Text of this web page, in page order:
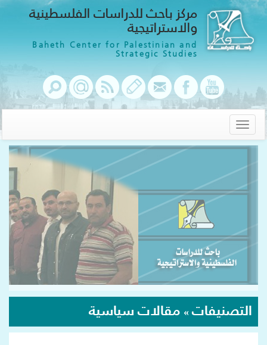
مركز باحث للدراسات الفلسطينية
والاستراتيجية
Baheth Center for Palestinian and
Strategic Studies
Toggle
navigation
التصنيفات » مقالات سياسية